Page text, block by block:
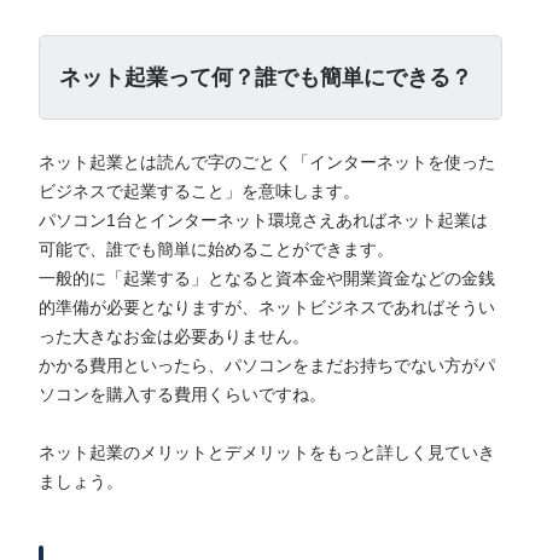
ネット起業って何？誰でも簡単にできる？
ネット起業とは読んで字のごとく「インターネットを使った
ビジネスで起業すること」を意味します。
パソコン1台とインターネット環境さえあればネット起業は
可能で、誰でも簡単に始めることができます。
一般的に「起業する」となると資本金や開業資金などの金銭
的準備が必要となりますが、ネットビジネスであればそうい
った大きなお金は必要ありません。
かかる費用といったら、パソコンをまだお持ちでない方がパ
ソコンを購入する費用くらいですね。
ネット起業のメリットとデメリットをもっと詳しく見ていき
ましょう。